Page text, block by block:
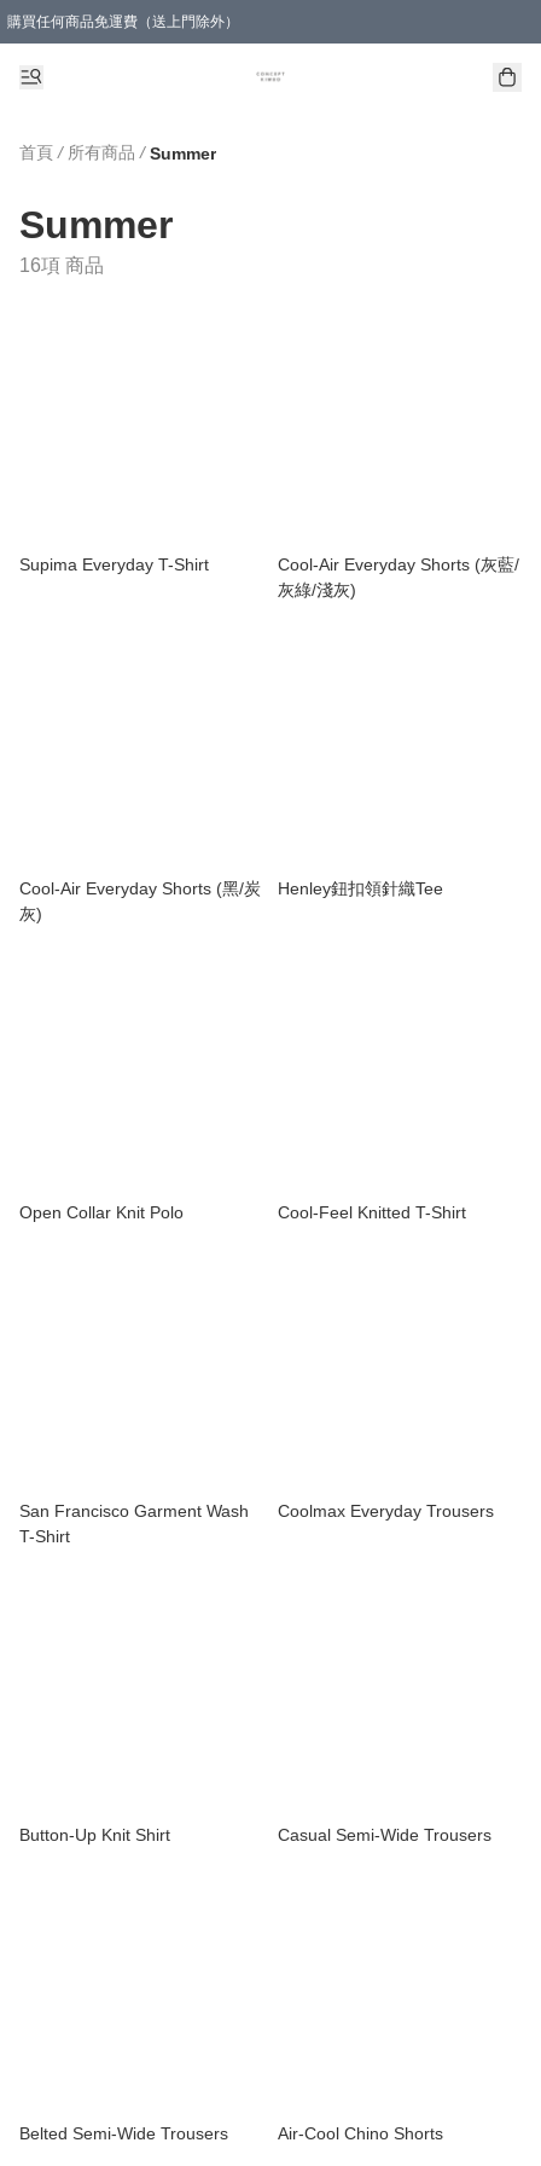
購買任何商品免運費（送上門除外）
首頁 / 所有商品 / Summer
Summer
16項 商品
Supima Everyday T-Shirt
Cool-Air Everyday Shorts (灰藍/
灰綠/淺灰)
Cool-Air Everyday Shorts (黑/炭
灰)
Henley鈕扣領針織Tee
Open Collar Knit Polo Cool-Feel Knitted T-Shirt
San Francisco Garment Wash
T-Shirt
Coolmax Everyday Trousers
Button-Up Knit Shirt Casual Semi-Wide Trousers
Belted Semi-Wide Trousers Air-Cool Chino Shorts